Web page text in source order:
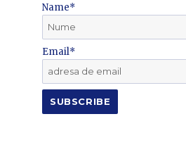
Name*
Email*